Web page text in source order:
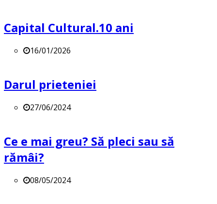
Capital Cultural.10 ani
16/01/2026
Darul prieteniei
27/06/2024
Ce e mai greu? Să pleci sau să
rămâi?
08/05/2024